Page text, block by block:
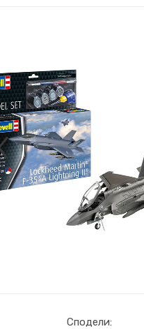
Сподели: